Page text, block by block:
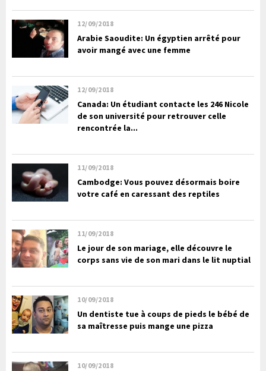
12/09/2018
Arabie Saoudite: Un égyptien arrêté pour
avoir mangé avec une femme
12/09/2018
Canada: Un étudiant contacte les 246 Nicole
de son université pour retrouver celle
rencontrée la...
11/09/2018
Cambodge: Vous pouvez désormais boire
votre café en caressant des reptiles
11/09/2018
Le jour de son mariage, elle découvre le
corps sans vie de son mari dans le lit nuptial
10/09/2018
Un dentiste tue à coups de pieds le bébé de
sa maîtresse puis mange une pizza
10/09/2018